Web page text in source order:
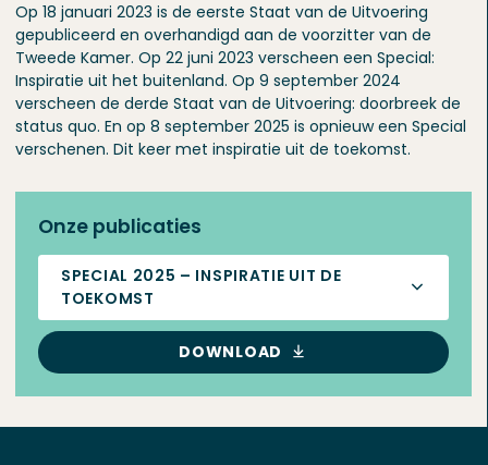
Op 18 januari 2023 is de eerste Staat van de Uitvoering
gepubliceerd en overhandigd aan de voorzitter van de
Tweede Kamer. Op 22 juni 2023 verscheen een Special:
Inspiratie uit het buitenland. Op 9 september 2024
verscheen de derde Staat van de Uitvoering: doorbreek de
status quo. En op 8 september 2025 is opnieuw een Special
verschenen. Dit keer met inspiratie uit de toekomst.
Onze publicaties
SPECIAL 2025 – INSPIRATIE UIT DE
TOEKOMST
DOWNLOAD